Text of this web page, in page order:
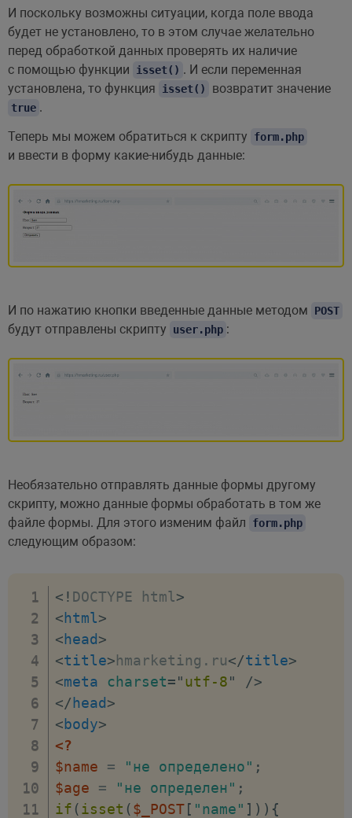
И поскольку возможны ситуации, когда поле ввода
будет не установлено, то в этом случае желательно
перед обработкой данных проверять их наличие
с помощью функции
isset() . И если переменная
установлена, то функция
isset() возвратит значение
true .
Теперь мы можем обратиться к скрипту
form.php
и ввести в форму какие-нибудь данные:
И по нажатию кнопки введенные данные методом POST
будут отправлены скрипту user.php :
Необязательно отправлять данные формы другому
скрипту, можно данные формы обработать в том же
файле формы. Для этого изменим файл
form.php
следующим образом:
<! DOCTYPE html>
<html>
<head>
<title>hmarketing.ru</title>
<meta charset="utf-8"
/>
</head>
<body>
<?
$name
= "не определено" ;
$age
= "не определен" ;
if (isset ($_POST[ "name" ] ) ) {